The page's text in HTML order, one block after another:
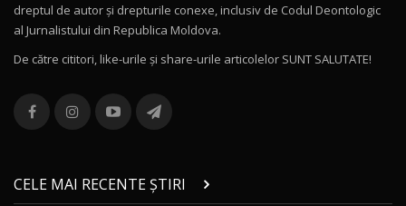
12
Noul MG HS / Test Drive AutoBlog.MD
16:48
13
combină aventura cu luxul / AutoBlog.MD
36:08
chinez care face lumea să se întoarcă după el
/ AutoBlog.MD
17:27
dreptul de autor și drepturile conexe, inclusiv de Codul Deontologic
al Jurnalistului din Republica Moldova.
De către cititori, like-urile şi share-urile articolelor SUNT SALUTATE!
CELE MAI RECENTE ȘTIRI